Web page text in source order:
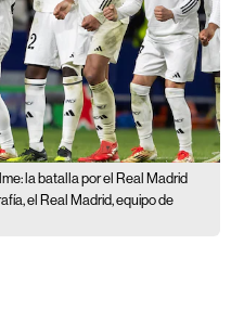
la batalla por el Real Madrid
el Real Madrid, equipo de